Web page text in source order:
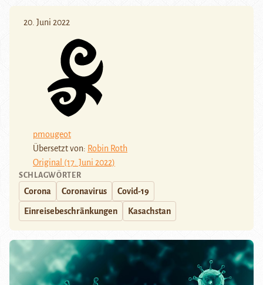
20. Juni 2022
pmougeot
Übersetzt von: Robin Roth
Original (17. Juni 2022)
SCHLAGWÖRTER
Corona Coronavirus Covid-19
Einreisebeschränkungen Kasachstan